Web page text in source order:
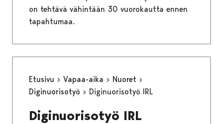
on tehtävä vähintään 30 vuorokautta ennen
tapahtumaa.
Etusivu Vapaa-aika
Nuoret
Diginuorisotyö
Diginuorisotyö IRL
Diginuorisotyö IRL